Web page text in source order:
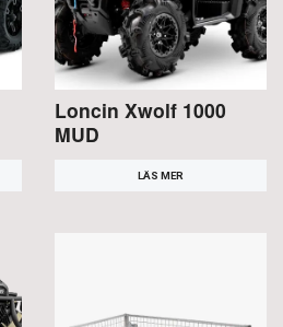
Loncin Xwolf 1000
MUD
LÄS MER